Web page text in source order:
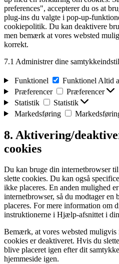
preferences", accepterer du os at
plug-ins du valgte i pop-up-
cookiepolitik. Du kan deaktivere
men bemærk at vores websted
korrekt.
7.1 Administrer dine
Funktionel Funktionel Altid
Præferencer
Præferencer
Statistik
Statistik
Markedsføring
8. Aktivering/
cookies
Du kan bruge din internetbrowser
slette cookies. Du kan også
ikke placeres. En anden mulighed
internetbrowser, så du modtager en
placeres. For mere information om
instruktionerne i Hjælp-afsnittet i
Bemærk, at vores websted
cookies er deaktiveret. Hvis du
blive placeret igen efter dit
hjemmeside igen.